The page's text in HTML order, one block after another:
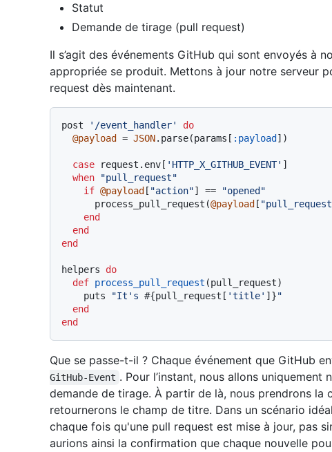
Statut
Demande de tirage (pull request)
Il s’agit des événements GitHub qui sont envoyés à
appropriée se produit. Mettons à jour notre serveur
request dès maintenant.
post '/event_handler'
do
@payload
= JSON.parse(params[ :payload ])
case request.env[ 'HTTP_X_GITHUB_EVENT' ]
when
"pull_request"
if @payload [ "action"] ==
"opened"
      process_pull_request(
@payload [
end
end
end
helpers do
def process_pull_request (pull_request)
    puts
"It's #{pull_request[ 'title' ]}"
end
end
Que se passe-t-il ? Chaque événement que GitHub
GitHub-Event . Pour l’instant, nous allons uniquement
demande de tirage. À partir de là, nous prendrons la
retournerons le champ de titre. Dans un scénario
chaque fois qu'une pull request est mise à jour, pas
aurions ainsi la confirmation que chaque nouvelle